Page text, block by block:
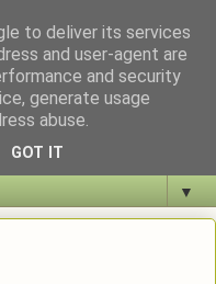
samt om vad som sker i
▼
to deliver its services
and user-agent are
and security
generate usage
abuse.
GOT IT